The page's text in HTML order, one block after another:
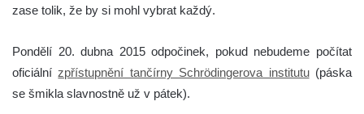
zase tolik, že by si mohl vybrat každý.
Pondělí 20. dubna 2015 odpočinek, pokud nebudeme počítat
oficiálnízpřístupnění tančírny Schrödingerova institutu(páska
se šmikla slavnostně už v pátek).